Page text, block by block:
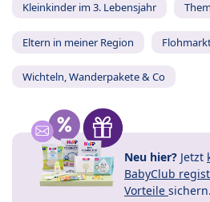
Kleinkinder im 3. Lebensjahr
Eltern in meiner Region
Wichteln, Wanderpakete & Co
Neu hier? Jetzt
BabyClub
Vorteile sichern.